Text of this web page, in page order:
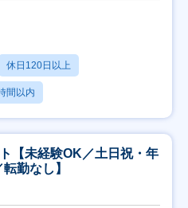
休日120日以上
間以内
【未経験OK／土日祝・年
勤なし】